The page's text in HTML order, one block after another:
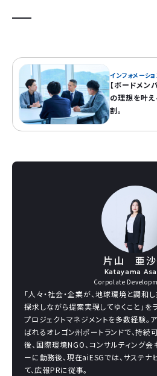
インフォメーシ
【ボードメン
の理想を叶え
割。
片山 亜沙
Katayama
Corpolate
「人々・社会・企業が、地球環境と調
探求しながら提案実現してゆくこと」を
プロジェクトマネジメントを多数経験。
ばれるオレゴン州ポートランドで、持続
後、国際環境NGO、コンサルティング
ーに勤務後、現在aiESGでは、サステナ
て、広報PRに従事。